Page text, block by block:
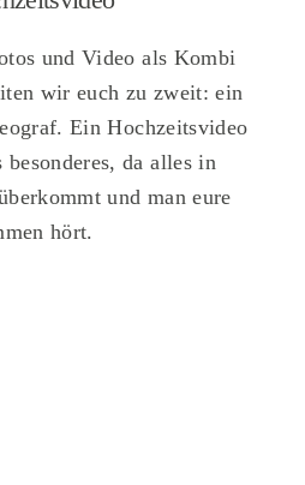
und Video als Kombi
wir euch zu zweit: ein
Ein Hochzeitsvideo
da alles in
und man eure
hört.